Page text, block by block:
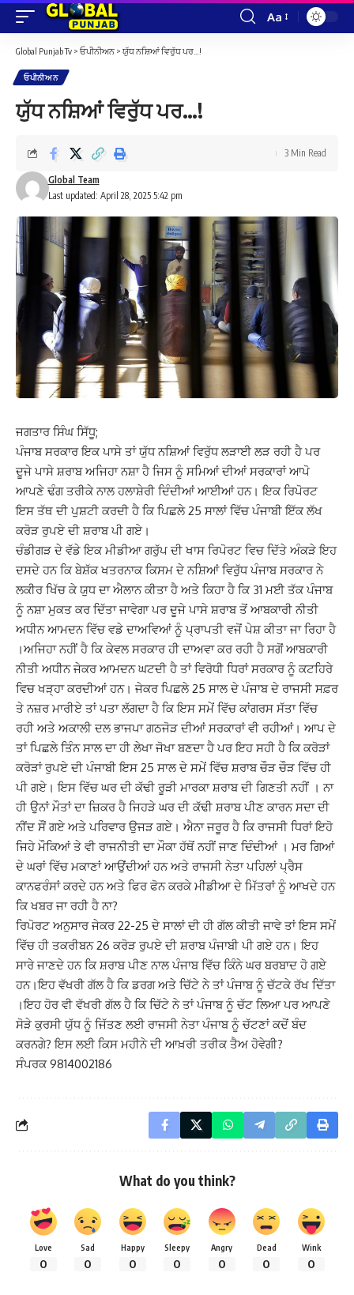
Font
Aa
Global Punjab Tv > ਓਪੀਨੀਅਨ > ਯੁੱਧ ਨਸ਼ਿਆਂ ਵਿਰੁੱਧ ਪਰ…!
ਓਪੀਨੀਅਨ
ਯੁੱਧ ਨਸ਼ਿਆਂ ਵਿਰੁੱਧ ਪਰ…!
Last updated: April 28, 2025 5:42 pm
Global Team
3 Min Read
ਜਗਤਾਰ ਸਿੰਘ ਸਿੱਧੂ;
ਪੰਜਾਬ ਸਰਕਾਰ ਇਕ ਪਾਸੇ ਤਾਂ ਯੁੱਧ ਨਸ਼ਿਆਂ ਵਿਰੁੱਧ ਲੜਾਈ ਲੜ ਰਹੀ ਹੈ ਪਰ
ਦੂਜੇ ਪਾਸੇ ਸ਼ਰਾਬ ਅਜਿਹਾ ਨਸ਼ਾ ਹੈ ਜਿਸ ਨੂੰ ਸਮਿਆਂ ਦੀਆਂ ਸਰਕਾਰਾਂ ਆਪੋ
ਆਪਣੇ ਢੰਗ ਤਰੀਕੇ ਨਾਲ ਹਲਾਸ਼ੇਰੀ ਦਿੰਦੀਆਂ ਆਈਆਂ ਹਨ। ਇਕ ਰਿਪੋਰਟ
ਇਸ ਤੱਥ ਦੀ ਪੁਸ਼ਟੀ ਕਰਦੀ ਹੈ ਕਿ ਪਿਛਲੇ 25 ਸਾਲਾਂ ਵਿੱਚ ਪੰਜਾਬੀ ਇੱਕ ਲੱਖ
ਕਰੋੜ ਰੁਪਏ ਦੀ ਸ਼ਰਾਬ ਪੀ ਗਏ।
ਚੰਡੀਗੜ ਦੇ ਵੱਡੇ ਇਕ ਮੀਡੀਆ ਗਰੁੱਪ ਦੀ ਖਾਸ ਰਿਪੋਰਟ ਵਿਚ ਦਿੱਤੇ ਅੰਕੜੇ ਇਹ
ਦਸਦੇ ਹਨ ਕਿ ਬੇਸ਼ੱਕ ਖਤਰਨਾਕ ਕਿਸਮ ਦੇ ਨਸ਼ਿਆਂ ਵਿਰੁੱਧ ਪੰਜਾਬ ਸਰਕਾਰ ਨੇ
ਲਕੀਰ ਖਿੱਚ ਕੇ ਯੁਧ ਦਾ ਐਲਾਨ ਕੀਤਾ ਹੈ ਅਤੇ ਕਿਹਾ ਹੈ ਕਿ 31 ਮਈ ਤੱਕ ਪੰਜਾਬ
ਨੂੰ ਨਸ਼ਾ ਮੁਕਤ ਕਰ ਦਿੱਤਾ ਜਾਵੇਗਾ ਪਰ ਦੂਜੇ ਪਾਸੇ ਸ਼ਰਾਬ ਤੋਂ ਆਬਕਾਰੀ ਨੀਤੀ
ਅਧੀਨ ਆਮਦਨ ਵਿੱਚ ਵਡੇ ਦਾਅਵਿਆਂ ਨੂੰ ਪ੍ਰਾਪਤੀ ਵਜੋਂ ਪੇਸ਼ ਕੀਤਾ ਜਾ ਰਿਹਾ ਹੈ
।ਅਜਿਹਾ ਨਹੀਂ ਹੈ ਕਿ ਕੇਵਲ ਸਰਕਾਰ ਹੀ ਦਾਅਵਾ ਕਰ ਰਹੀ ਹੈ ਸਗੋਂ ਆਬਕਾਰੀ
ਨੀਤੀ ਅਧੀਨ ਜੇਕਰ ਆਮਦਨ ਘਟਦੀ ਹੈ ਤਾਂ ਵਿਰੋਧੀ ਧਿਰਾਂ ਸਰਕਾਰ ਨੂੰ ਕਟਹਿਰੇ
ਵਿਚ ਖੜ੍ਹਾ ਕਰਦੀਆਂ ਹਨ। ਜੇਕਰ ਪਿਛਲੇ 25 ਸਾਲ ਦੇ ਪੰਜਾਬ ਦੇ ਰਾਜਸੀ ਸਫ਼ਰ
ਤੇ ਨਜ਼ਰ ਮਾਰੀਏ ਤਾਂ ਪਤਾ ਲੱਗਦਾ ਹੈ ਕਿ ਇਸ ਸਮੇਂ ਵਿੱਚ ਕਾਂਗਰਸ ਸੱਤਾ ਵਿੱਚ
ਰਹੀ ਅਤੇ ਅਕਾਲੀ ਦਲ ਭਾਜਪਾ ਗਠਜੋੜ ਦੀਆਂ ਸਰਕਾਰਾਂ ਵੀ ਰਹੀਆਂ। ਆਪ ਦੇ
ਤਾਂ ਪਿਛਲੇ ਤਿੰਨ ਸਾਲ ਦਾ ਹੀ ਲੇਖਾ ਜੋਖਾ ਬਣਦਾ ਹੈ ਪਰ ਇਹ ਸਹੀ ਹੈ ਕਿ ਕਰੋੜਾਂ
ਕਰੋੜਾਂ ਰੁਪਏ ਦੀ ਪੰਜਾਬੀ ਇਸ 25 ਸਾਲ ਦੇ ਸਮੇਂ ਵਿੱਚ ਸ਼ਰਾਬ ਚੌੜ ਚੌੜ ਵਿੱਚ ਹੀ
ਪੀ ਗਏ। ਇਸ ਵਿੱਚ ਘਰ ਦੀ ਕੱਢੀ ਰੂੜੀ ਮਾਰਕਾ ਸ਼ਰਾਬ ਦੀ ਗਿਣਤੀ ਨਹੀਂ । ਨਾ
ਹੀ ਉਨਾਂ ਮੌਤਾਂ ਦਾ ਜ਼ਿਕਰ ਹੈ ਜਿਹੜੇ ਘਰ ਦੀ ਕੱਢੀ ਸ਼ਰਾਬ ਪੀਣ ਕਾਰਨ ਸਦਾ ਦੀ
ਨੀਂਦ ਸੌਂ ਗਏ ਅਤੇ ਪਰਿਵਾਰ ਉਜੜ ਗਏ। ਐਨਾ ਜਰੂਰ ਹੈ ਕਿ ਰਾਜਸੀ ਧਿਰਾਂ ਇਹੋ
ਜਿਹੇ ਮੌਕਿਆਂ ਤੇ ਵੀ ਰਾਜਨੀਤੀ ਦਾ ਮੌਕਾ ਹੱਥੋਂ ਨਹੀਂ ਜਾਣ ਦਿੰਦੀਆਂ । ਮਰ ਗਿਆਂ
ਦੇ ਘਰਾਂ ਵਿੱਚ ਮਕਾਣਾਂ ਆਉਂਦੀਆਂ ਹਨ ਅਤੇ ਰਾਜਸੀ ਨੇਤਾ ਪਹਿਲਾਂ ਪ੍ਰੈਸ
ਕਾਨਫਰੰਸਾਂ ਕਰਦੇ ਹਨ ਅਤੇ ਫਿਰ ਫੋਨ ਕਰਕੇ ਮੀਡੀਆ ਦੇ ਮਿੱਤਰਾਂ ਨੂੰ ਆਖਦੇ ਹਨ
ਕਿ ਖਬਰ ਜਾ ਰਹੀ ਹੈ ਨਾ?
ਰਿਪੋਰਟ ਅਨੁਸਾਰ ਜੇਕਰ 22-25 ਦੇ ਸਾਲਾਂ ਦੀ ਹੀ ਗੱਲ ਕੀਤੀ ਜਾਵੇ ਤਾਂ ਇਸ ਸਮੇਂ
ਵਿੱਚ ਹੀ ਤਕਰੀਬਨ 26 ਕਰੋੜ ਰੁਪਏ ਦੀ ਸ਼ਰਾਬ ਪੰਜਾਬੀ ਪੀ ਗਏ ਹਨ। ਇਹ
ਸਾਰੇ ਜਾਣਦੇ ਹਨ ਕਿ ਸ਼ਰਾਬ ਪੀਣ ਨਾਲ ਪੰਜਾਬ ਵਿੱਚ ਕਿੰਨੇ ਘਰ ਬਰਬਾਦ ਹੋ ਗਏ
ਹਨ।ਇਹ ਵੱਖਰੀ ਗੱਲ ਹੈ ਕਿ ਡਰਗ ਅਤੇ ਚਿੱਟੇ ਨੇ ਤਾਂ ਪੰਜਾਬ ਨੂੰ ਚੱਟਕੇ ਰੱਖ ਦਿੱਤਾ
।ਇਹ ਹੋਰ ਵੀ ਵੱਖਰੀ ਗੱਲ ਹੈ ਕਿ ਚਿੱਟੇ ਨੇ ਤਾਂ ਪੰਜਾਬ ਨੂੰ ਚੱਟ ਲਿਆ ਪਰ ਆਪਣੇ
ਸੋੜੇ ਕੁਰਸੀ ਯੁੱਧ ਨੂੰ ਜਿੱਤਣ ਲਈ ਰਾਜਸੀ ਨੇਤਾ ਪੰਜਾਬ ਨੂੰ ਚੱਟਣਾਂ ਕਦੋਂ ਬੰਦ
ਕਰਨਗੇ? ਇਸ ਲਈ ਕਿਸ ਮਹੀਨੇ ਦੀ ਆਖ਼ਰੀ ਤਰੀਕ ਤੈਅ ਹੋਵੇਗੀ?
ਸੰਪਰਕ 9814002186
What do you think?
Love
0
Sad
0
Happy
0
Sleepy
0
Angry
0
Dead
0
Wink
0